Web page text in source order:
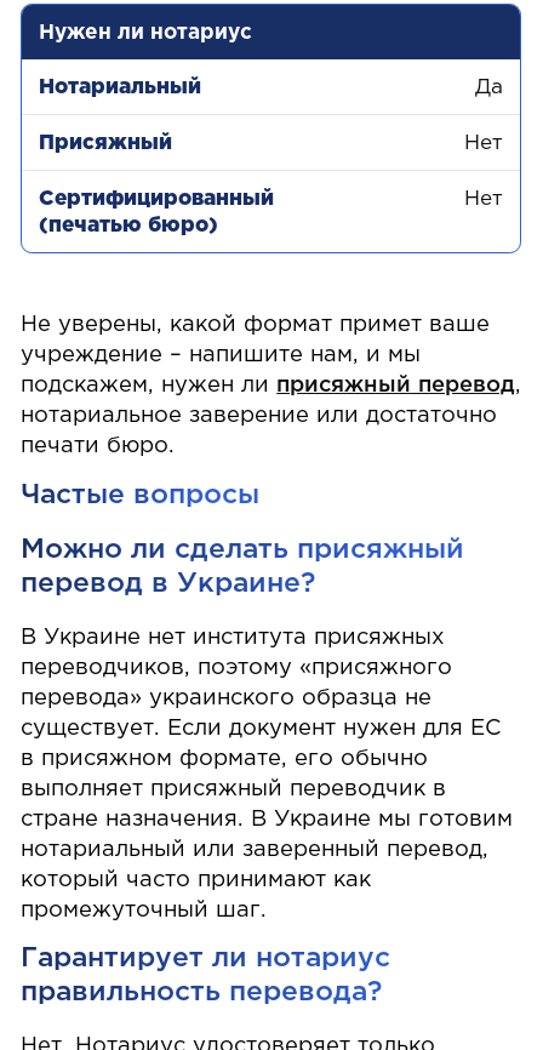
Нужен ли нотариус
Да
Нет
Нет
Не уверены, какой формат примет ваше
учреждение – напишите нам, и мы
подскажем, нужен ли присяжный перевод,
нотариальное заверение или достаточно
печати бюро.
Частые вопросы
Можно ли сделать присяжный
перевод в Украине?
В Украине нет института присяжных
переводчиков, поэтому «присяжного
перевода» украинского образца не
существует. Если документ нужен для ЕС
в присяжном формате, его обычно
выполняет присяжный переводчик в
стране назначения. В Украине мы готовим
нотариальный или заверенный перевод,
который часто принимают как
промежуточный шаг.
Гарантирует ли нотариус
правильность перевода?
Нет. Нотариус удостоверяет только